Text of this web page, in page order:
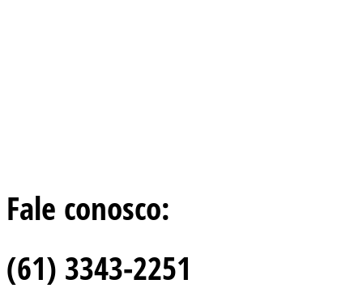
Fale conosco:
(61) 3343-2251